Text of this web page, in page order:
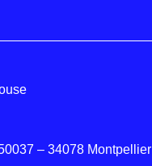
– 34078 Montpellier